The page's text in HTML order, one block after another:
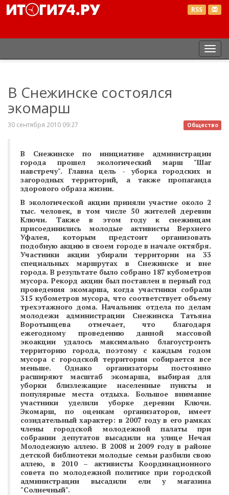
RSS
В Снежинске состоялся
экомарш
Общество
30 сентября 2010 09:27
В Снежинске по инициативе администрации
города прошел экологический марш "Шаг
навстречу". Главна цель - уборка городских и
загородных территорий, а также пропаганда
здорового образа жизни.
В экологической акции приняли участие около 2
тыс. человек, в том числе 50 жителей деревни
Ключи. Также в этом году к снежинцам
присоединились молодые активисты Верхнего
Уфалея, которым предстоит организовать
подобную акцию в своем городе в начале октября.
Участники акции убирали территории на 33
специальных маршрутах в Снежинске и вне
города. В результате было собрано 187 кубометров
мусора. Рекорд акции был поставлен в первый год
проведения экомарша, когда участники собрали
315 кубометров мусора, что соответствует объему
трехэтажного дома. Начальник отдела по делам
молодежи администрации Снежинска Татьяна
Воротынцева отмечает, что благодаря
ежегодному проведению данной массовой
экоакции удалось максимально благоустроить
территорию города, поэтому с каждым годом
мусора с городской территории собирается все
меньше. Однако организаторы постоянно
расширяют масштаб экомарша, выбирая для
уборки близлежащие населенные пункты и
популярные места отдыха. Большое внимание
участники уделили уборке деревни Ключи.
Экомарш, по оценкам организаторов, имеет
созидательный характер: в 2007 году в его рамках
члены городской молодежной палаты при
собрании депутатов высадили на улице Нечая
Молодежную аллею. В 2008 и 2009 году в районе
детской библиотеки молодые семьи разбили свою
аллею, в 2010 – активисты Координационного
совета по молодежной политике при городской
администрации высадили ели у магазина
"Солнечный".